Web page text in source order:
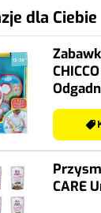
dla Ciebie
CARE